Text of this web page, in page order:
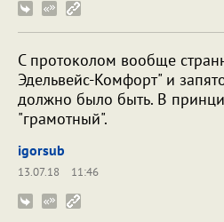
С протоколом вообще
Эдельвейс-Комфорт" и
должно было быть. В
"грамотный".
igorsub
13.07.18
11:46